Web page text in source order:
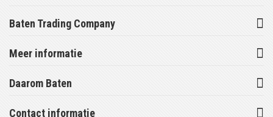
Baten Trading Company
Meer informatie
Daarom Baten
Contact informatie